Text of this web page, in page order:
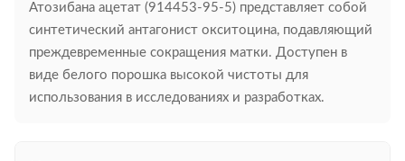
Атозибана ацетат (914453-95-5) представляет собой
синтетический антагонист окситоцина, подавляющий
преждевременные сокращения матки. Доступен в
виде белого порошка высокой чистоты для
использования в исследованиях и разработках.